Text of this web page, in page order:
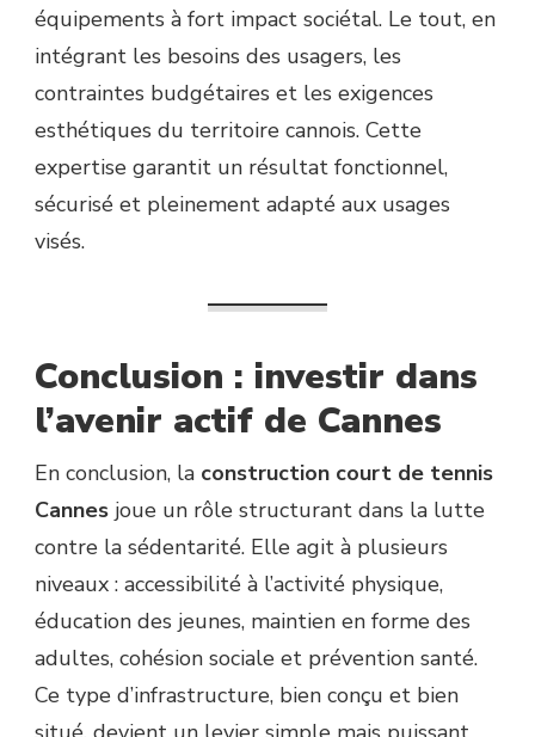
équipements à fort impact sociétal. Le tout, en
intégrant les besoins des usagers, les
contraintes budgétaires et les exigences
esthétiques du territoire cannois. Cette
expertise garantit un résultat fonctionnel,
sécurisé et pleinement adapté aux usages
visés.
Conclusion : investir dans
l’avenir actif de Cannes
En conclusion, la construction court de tennis
Cannes joue un rôle structurant dans la lutte
contre la sédentarité. Elle agit à plusieurs
niveaux : accessibilité à l’activité physique,
éducation des jeunes, maintien en forme des
adultes, cohésion sociale et prévention santé.
Ce type d’infrastructure, bien conçu et bien